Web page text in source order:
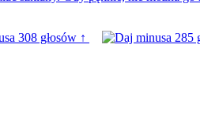
308 głosów ↑ 285